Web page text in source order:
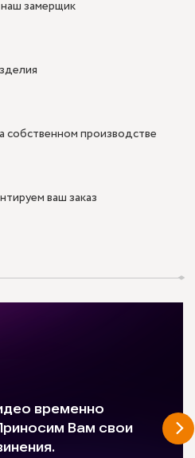
замерщик
собственном производстве
ваш заказ